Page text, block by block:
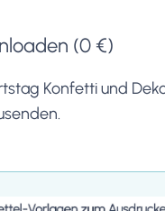
(0 €)
Konfetti und